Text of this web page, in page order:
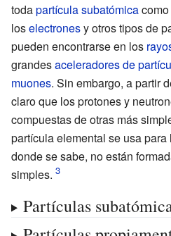
todapartícula subatómica
loselectronesy otros tipos de
pueden encontrarse en los
grandesaceleradores de
muones. Sin embargo, a partir
claro que los protones y
compuestas de otras más
partícula elemental se usa
donde se sabe, no están
simples.
Partículas